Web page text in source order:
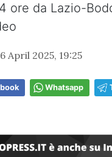
ore da Lazio-
April 2025, 19:25
Whatsapp